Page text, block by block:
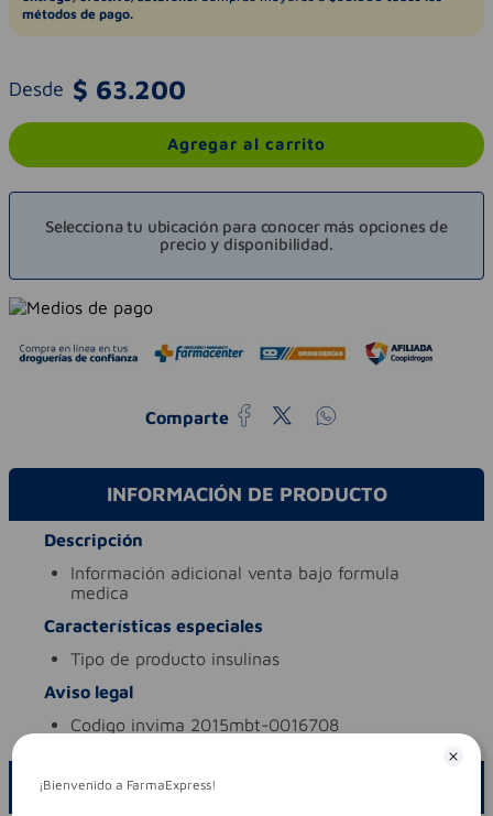
métodos de pago.
Desde $ 63.200
Agregar al carrito
Selecciona tu ubicación para conocer más opciones de
precio y disponibilidad.
Comparte
INFORMACIÓN DE PRODUCTO
Descripción
información adicional venta bajo formula
medica
Características especiales
tipo de producto insulinas
Aviso legal
codigo invima 2015mbt-0016708
ESCRIBE UN COMENTARIO
¡Bienvenido a FarmaExpress!